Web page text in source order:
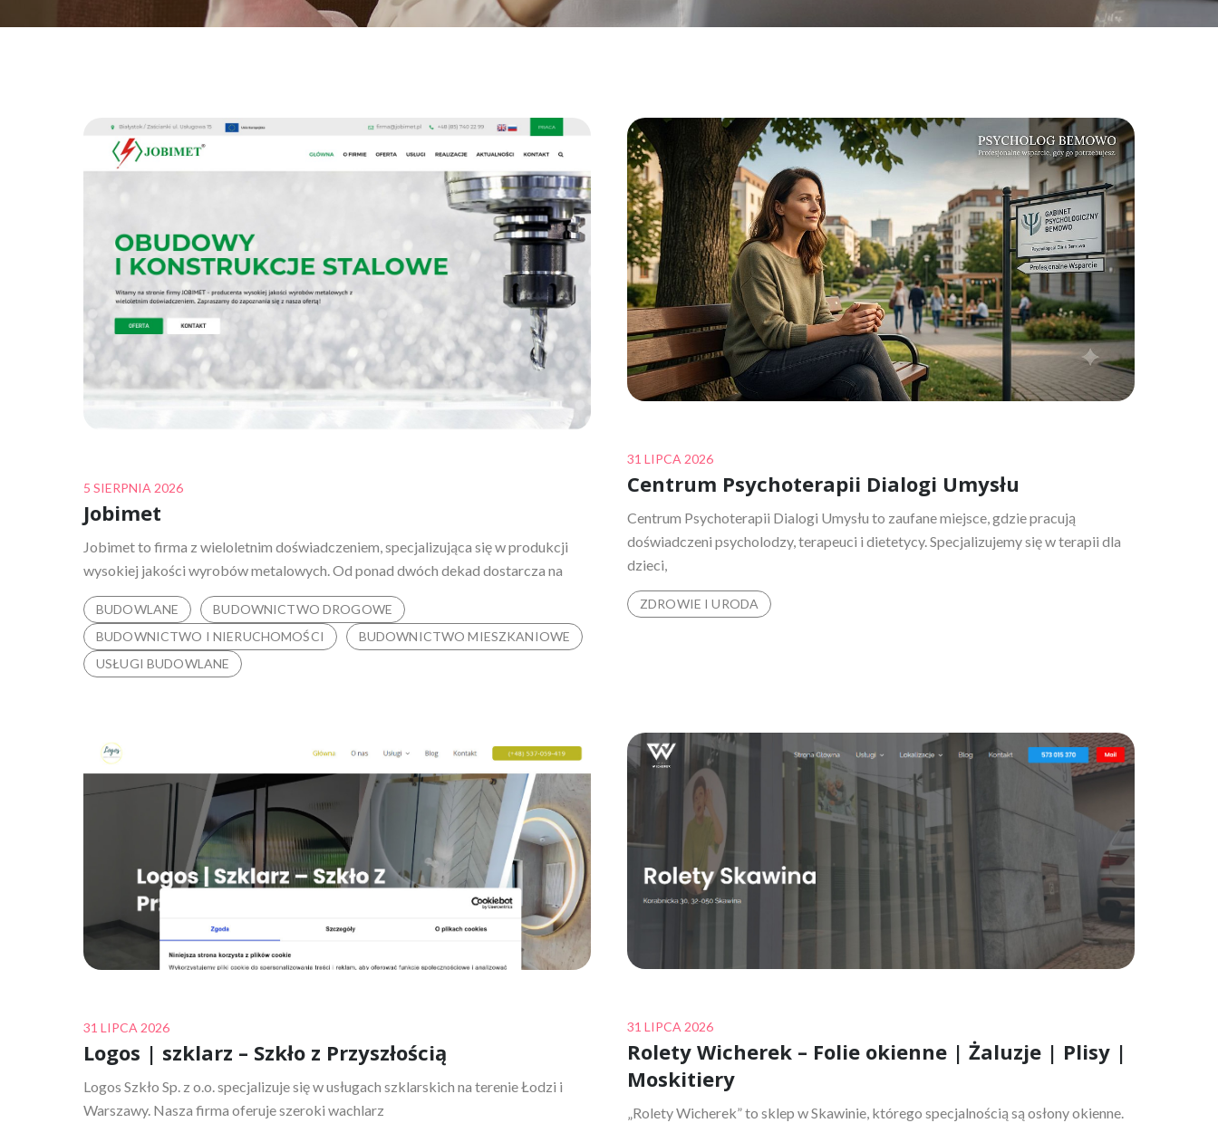
Posted
on
5 SIERPNIA 2026
Jobimet
Jobimet to firma z wieloletnim doświadczeniem, specjalizująca się w produkcji
wysokiej jakości wyrobów metalowych. Od ponad dwóch dekad dostarcza na
BUDOWLANE
BUDOWNICTWO DROGOWE
BUDOWNICTWO I NIERUCHOMOŚCI
BUDOWNICTWO MIESZKANIOWE
USŁUGI BUDOWLANE
Posted
on
31 LIPCA 2026
Centrum Psychoterapii Dialogi Umysłu
Centrum Psychoterapii Dialogi Umysłu to zaufane miejsce, gdzie pracują
doświadczeni psycholodzy, terapeuci i dietetycy. Specjalizujemy się w terapii dla
dzieci,
ZDROWIE I URODA
Posted
on
31 LIPCA 2026
Logos | szklarz – Szkło z Przyszłością
Logos Szkło Sp. z o.o. specjalizuje się w usługach szklarskich na terenie Łodzi i
Warszawy. Nasza firma oferuje szeroki wachlarz
Posted
on
31 LIPCA 2026
Rolety Wicherek – Folie okienne | Żaluzje | Plisy |
Moskitiery
„Rolety Wicherek” to sklep w Skawinie, którego specjalnością są osłony okienne.